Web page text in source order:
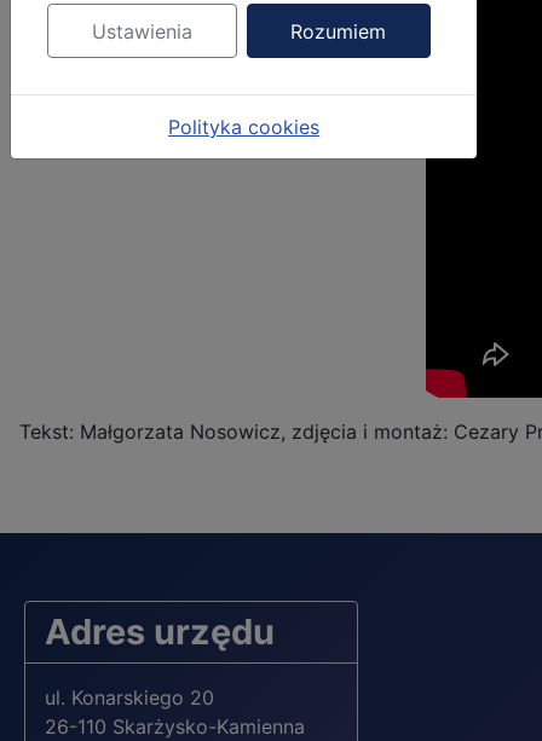
Tekst: Małgorzata Nosowicz, zdjęcia i montaż: Cezary
Adres urzędu
ul. Konarskiego 20
26-110 Skarżysko-Kamienna
Ustawienia Rozumiem
Polityka cookies